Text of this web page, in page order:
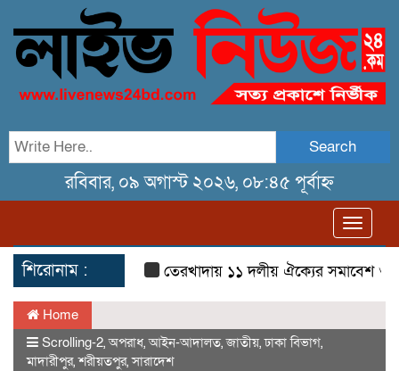
Search
রবিবার, ০৯ অগাস্ট ২০২৬, ০৮:৪৫ পূর্বাহ্ন
শিরোনাম : তেরখাদায় ১১ দলীয় ঐক্যের সমাবেশ ও গণ
Home
Scrolling-2,অপরাধ,আইন-আদালত,জাতীয়,ঢাকা বিভাগ,
মাদারীপুর,শরীয়তপুর,সারাদেশ